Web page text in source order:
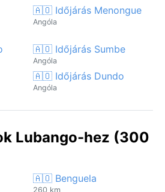
🇦🇴 Időjárás Menongue
Angóla
🇦🇴 Időjárás Sumbe
Angóla
🇦🇴 Időjárás Dundo
Angóla
Lubango-hez (300
🇦🇴 Benguela
260 km